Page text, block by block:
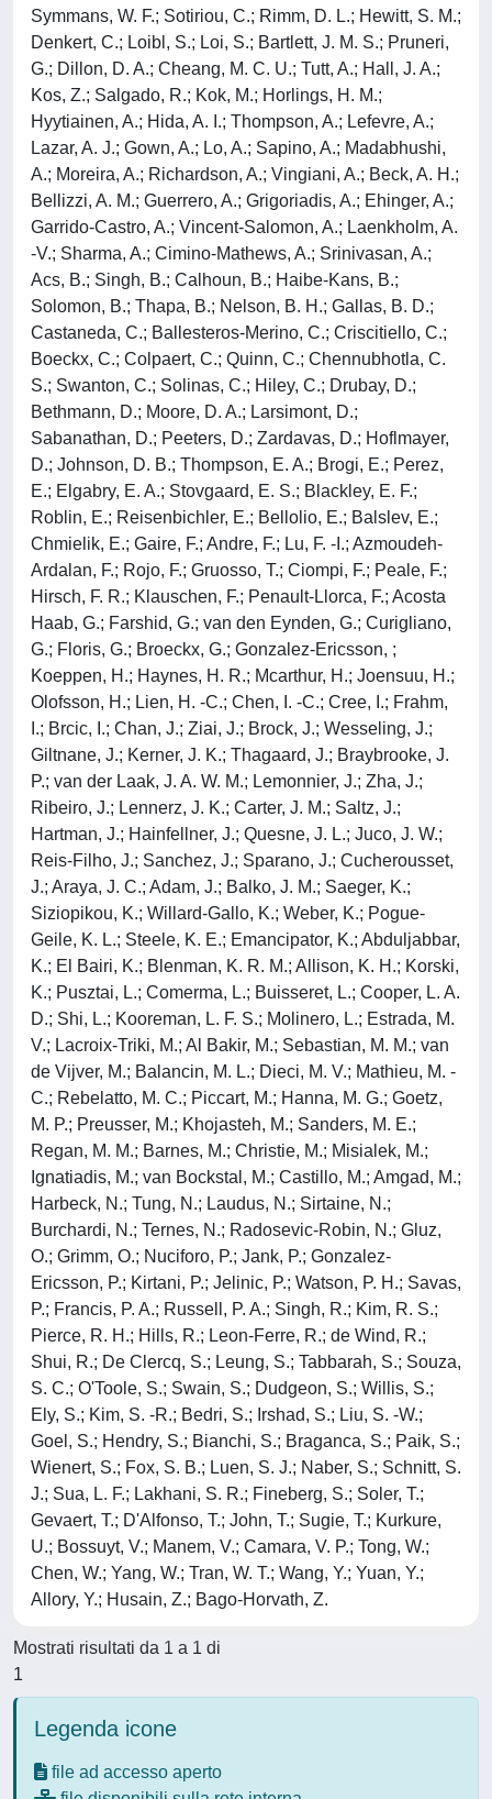
Symmans, W. F.; Sotiriou, C.; Rimm, D. L.; Hewitt, S. M.;
Denkert, C.; Loibl, S.; Loi, S.; Bartlett, J. M. S.; Pruneri,
G.; Dillon, D. A.; Cheang, M. C. U.; Tutt, A.; Hall, J. A.;
Kos, Z.; Salgado, R.; Kok, M.; Horlings, H. M.;
Hyytiainen, A.; Hida, A. I.; Thompson, A.; Lefevre, A.;
Lazar, A. J.; Gown, A.; Lo, A.; Sapino, A.; Madabhushi,
A.; Moreira, A.; Richardson, A.; Vingiani, A.; Beck, A. H.;
Bellizzi, A. M.; Guerrero, A.; Grigoriadis, A.; Ehinger, A.;
Garrido-Castro, A.; Vincent-Salomon, A.; Laenkholm, A.
-V.; Sharma, A.; Cimino-Mathews, A.; Srinivasan, A.;
Acs, B.; Singh, B.; Calhoun, B.; Haibe-Kans, B.;
Solomon, B.; Thapa, B.; Nelson, B. H.; Gallas, B. D.;
Castaneda, C.; Ballesteros-Merino, C.; Criscitiello, C.;
Boeckx, C.; Colpaert, C.; Quinn, C.; Chennubhotla, C.
S.; Swanton, C.; Solinas, C.; Hiley, C.; Drubay, D.;
Bethmann, D.; Moore, D. A.; Larsimont, D.;
Sabanathan, D.; Peeters, D.; Zardavas, D.; Hoflmayer,
D.; Johnson, D. B.; Thompson, E. A.; Brogi, E.; Perez,
E.; Elgabry, E. A.; Stovgaard, E. S.; Blackley, E. F.;
Roblin, E.; Reisenbichler, E.; Bellolio, E.; Balslev, E.;
Chmielik, E.; Gaire, F.; Andre, F.; Lu, F. -I.; Azmoudeh-
Ardalan, F.; Rojo, F.; Gruosso, T.; Ciompi, F.; Peale, F.;
Hirsch, F. R.; Klauschen, F.; Penault-Llorca, F.; Acosta
Haab, G.; Farshid, G.; van den Eynden, G.; Curigliano,
G.; Floris, G.; Broeckx, G.; Gonzalez-Ericsson, ;
Koeppen, H.; Haynes, H. R.; Mcarthur, H.; Joensuu, H.;
Olofsson, H.; Lien, H. -C.; Chen, I. -C.; Cree, I.; Frahm,
I.; Brcic, I.; Chan, J.; Ziai, J.; Brock, J.; Wesseling, J.;
Giltnane, J.; Kerner, J. K.; Thagaard, J.; Braybrooke, J.
P.; van der Laak, J. A. W. M.; Lemonnier, J.; Zha, J.;
Ribeiro, J.; Lennerz, J. K.; Carter, J. M.; Saltz, J.;
Hartman, J.; Hainfellner, J.; Quesne, J. L.; Juco, J. W.;
Reis-Filho, J.; Sanchez, J.; Sparano, J.; Cucherousset,
J.; Araya, J. C.; Adam, J.; Balko, J. M.; Saeger, K.;
Siziopikou, K.; Willard-Gallo, K.; Weber, K.; Pogue-
Geile, K. L.; Steele, K. E.; Emancipator, K.; Abduljabbar,
K.; El Bairi, K.; Blenman, K. R. M.; Allison, K. H.; Korski,
K.; Pusztai, L.; Comerma, L.; Buisseret, L.; Cooper, L. A.
D.; Shi, L.; Kooreman, L. F. S.; Molinero, L.; Estrada, M.
V.; Lacroix-Triki, M.; Al Bakir, M.; Sebastian, M. M.; van
de Vijver, M.; Balancin, M. L.; Dieci, M. V.; Mathieu, M. -
C.; Rebelatto, M. C.; Piccart, M.; Hanna, M. G.; Goetz,
M. P.; Preusser, M.; Khojasteh, M.; Sanders, M. E.;
Regan, M. M.; Barnes, M.; Christie, M.; Misialek, M.;
Ignatiadis, M.; van Bockstal, M.; Castillo, M.; Amgad, M.;
Harbeck, N.; Tung, N.; Laudus, N.; Sirtaine, N.;
Burchardi, N.; Ternes, N.; Radosevic-Robin, N.; Gluz,
O.; Grimm, O.; Nuciforo, P.; Jank, P.; Gonzalez-
Ericsson, P.; Kirtani, P.; Jelinic, P.; Watson, P. H.; Savas,
P.; Francis, P. A.; Russell, P. A.; Singh, R.; Kim, R. S.;
Pierce, R. H.; Hills, R.; Leon-Ferre, R.; de Wind, R.;
Shui, R.; De Clercq, S.; Leung, S.; Tabbarah, S.; Souza,
S. C.; O'Toole, S.; Swain, S.; Dudgeon, S.; Willis, S.;
Ely, S.; Kim, S. -R.; Bedri, S.; Irshad, S.; Liu, S. -W.;
Goel, S.; Hendry, S.; Bianchi, S.; Braganca, S.; Paik, S.;
Wienert, S.; Fox, S. B.; Luen, S. J.; Naber, S.; Schnitt, S.
J.; Sua, L. F.; Lakhani, S. R.; Fineberg, S.; Soler, T.;
Gevaert, T.; D'Alfonso, T.; John, T.; Sugie, T.; Kurkure,
U.; Bossuyt, V.; Manem, V.; Camara, V. P.; Tong, W.;
Chen, W.; Yang, W.; Tran, W. T.; Wang, Y.; Yuan, Y.;
Allory, Y.; Husain, Z.; Bago-Horvath, Z.
Mostrati risultati da 1 a 1 di
1
Legenda icone
file ad accesso aperto